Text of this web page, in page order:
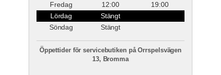
Fredag
12:00
19:00
Lördag
Stängt
Söndag
Stängt
Öppettider för servicebutiken på Orrspelsvägen
13, Bromma